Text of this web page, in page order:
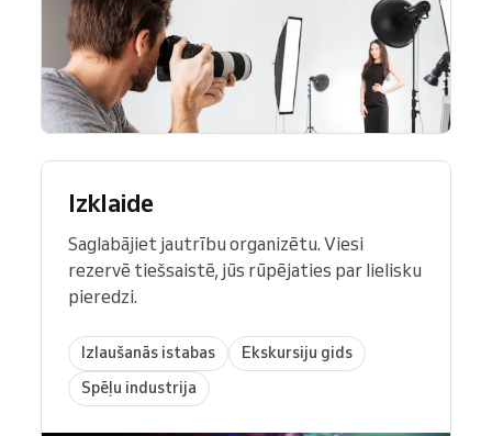
Izklaide
Saglabājiet jautrību organizētu. Viesi
rezervē tiešsaistē, jūs rūpējaties par lielisku
pieredzi.
Izlaušanās istabas
Ekskursiju gids
Spēļu industrija